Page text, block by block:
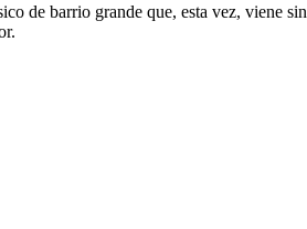
de barrio grande que, esta vez, viene